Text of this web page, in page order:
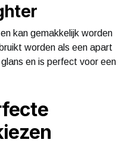
kan gemakkelijk worden
worden als een apart
en is perfect voor een